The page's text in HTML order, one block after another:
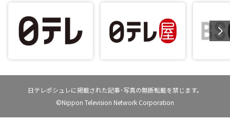
日テレポシュレに掲載された記事･写真の無断転載を禁じます。
©Nippon Television Network Corporation